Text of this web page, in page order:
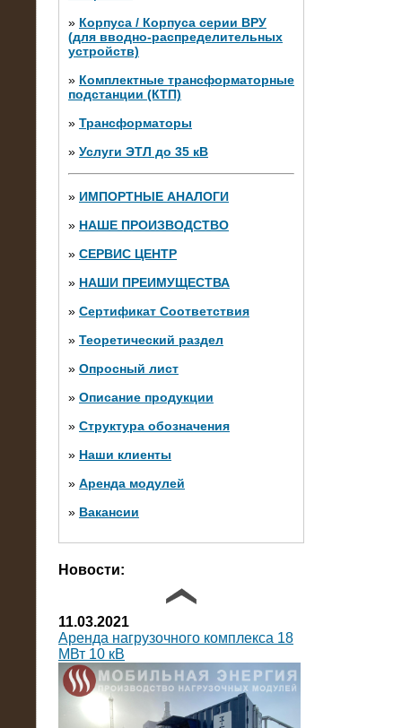
» Корпуса / Корпуса серии ВРУ
(для вводно-распределительных
устройств)
» Комплектные трансформаторные
подстанции (КТП)
» Трансформаторы
» Услуги ЭТЛ до 35 кВ
» ИМПОРТНЫЕ АНАЛОГИ
» НАШЕ ПРОИЗВОДСТВО
» СЕРВИС ЦЕНТР
» НАШИ ПРЕИМУЩЕСТВА
» Сертификат Соответствия
» Теоретический раздел
» Опросный лист
» Описание продукции
» Структура обозначения
» Наши клиенты
» Аренда модулей
» Вакансии
Новости:
28.02.2015
Нагрузочные модули 700 кВт (4
штуки)
10.10.2014
Нагрузочный комплекс 20 МВт в 2
яруса (напряжение 6-10 кВ)
11.03.2021
Аренда нагрузочного комплекса 18
МВт 10 кВ